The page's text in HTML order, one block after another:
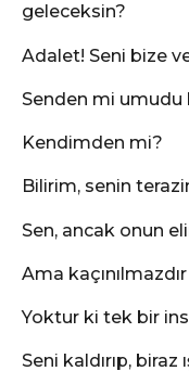
geleceksin?
Adalet! Seni bize
Senden mi
Kendimden mi?
Bilirim, senin
Sen, ancak onun
Ama
Yoktur ki tek bir
Seni kaldırıp, biraz